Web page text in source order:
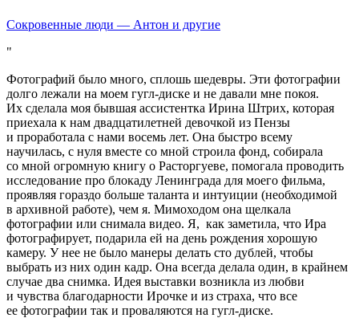
Сокровенные люди — Антон и другие
Фотографий было много, сплошь шедевры. Эти фотографии
долго лежали на моем гугл-диске и не давали мне покоя.
Их сделала моя бывшая ассистентка Ирина Штрих, которая
приехала к нам двадцатилетней девочкой из Пензы
и проработала с нами восемь лет. Она быстро всему
научилась, с нуля вместе со мной строила фонд, собирала
со мной огромную книгу о Расторгуеве, помогала проводить
исследование про блокаду Ленинграда для моего фильма,
проявляя гораздо больше таланта и интуиции (необходимой
в архивной работе), чем я. Мимоходом она щелкала
фотографии или снимала видео. Я, как заметила, что Ира
фотографирует, подарила ей на день рождения хорошую
камеру. У нее не было манеры делать сто дублей, чтобы
выбрать из них один кадр. Она всегда делала один, в крайнем
случае два снимка. Идея выставки возникла из любви
и чувства благодарности Ирочке и из страха, что все
ее фотографии так и проваляются на гугл-диске.